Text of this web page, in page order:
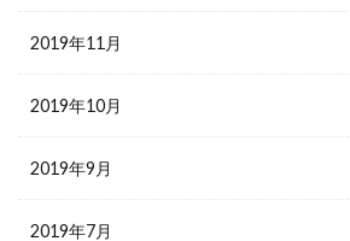
2019年11月
2019年10月
2019年9月
2019年7月